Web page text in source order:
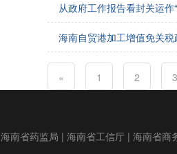
从政府工作报告看封关运作
海南自贸港加工增值免关
« 1 2 3
海南省药监局 | 海南省工信厅 | 海南省商